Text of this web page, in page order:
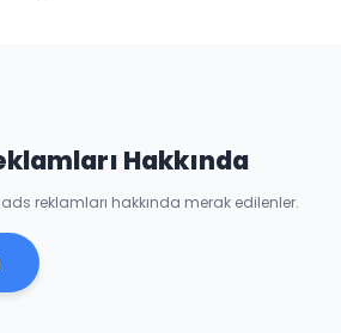
Hakkında
reklamları hakkında merak edilenler.